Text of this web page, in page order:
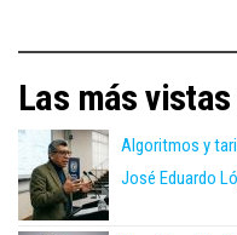
Las más
Algoritmos y
José Eduardo